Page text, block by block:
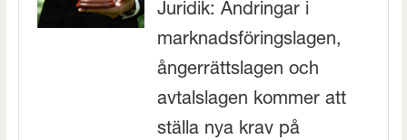
Juridik: Ändringar i
marknadsföringslagen,
ångerrättslagen och
avtalslagen kommer att
ställa nya krav på